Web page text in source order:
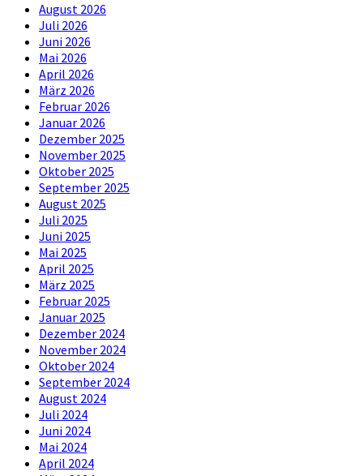
August 2026
Juli 2026
Juni 2026
Mai 2026
April 2026
März 2026
Februar 2026
Januar 2026
Dezember 2025
November 2025
Oktober 2025
September 2025
August 2025
Juli 2025
Juni 2025
Mai 2025
April 2025
März 2025
Februar 2025
Januar 2025
Dezember 2024
November 2024
Oktober 2024
September 2024
August 2024
Juli 2024
Juni 2024
Mai 2024
April 2024